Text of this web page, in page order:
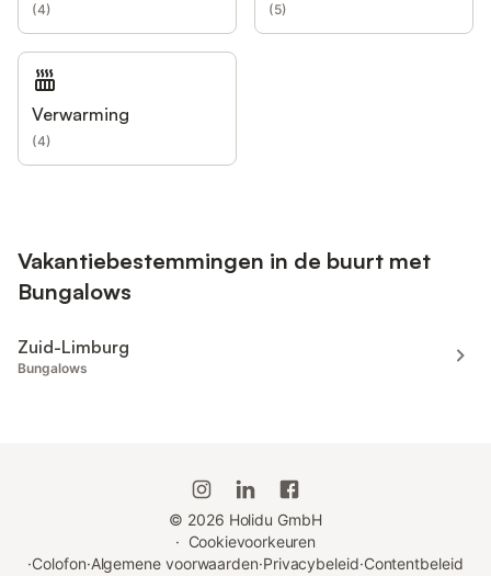
(4) (5)
Verwarming
(4)
Vakantiebestemmingen in de buurt met
Bungalows
Zuid-Limburg
Bungalows
© 2026 Holidu GmbH
· Cookievoorkeuren
·Colofon·Algemene voorwaarden·Privacybeleid·Contentbeleid